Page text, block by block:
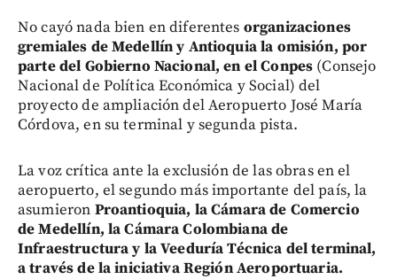
No cayó nada bien en diferentes organizaciones
gremiales de Medellín y Antioquia la omisión, por
parte del Gobierno Nacional, en el Conpes (Consejo
Nacional de Política Económica y Social) del
proyecto de ampliación del Aeropuerto José María
Córdova, en su terminal y segunda pista.
La voz crítica ante la exclusión de las obras en el
aeropuerto, el segundo más importante del país, la
asumieron Proantioquia, la Cámara de Comercio
de Medellín, la Cámara Colombiana de
Infraestructura y la Veeduría Técnica del terminal,
a través de la iniciativa Región Aeroportuaria.